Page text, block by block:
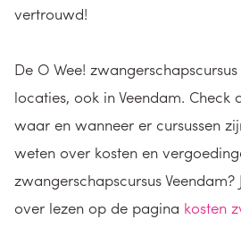
vertrouwd!
De O Wee!
locaties, ook in Veendam. Check
waar en wanneer er cursussen
weten over kosten en
zwangerschapscursus
over lezen op de pagina kosten